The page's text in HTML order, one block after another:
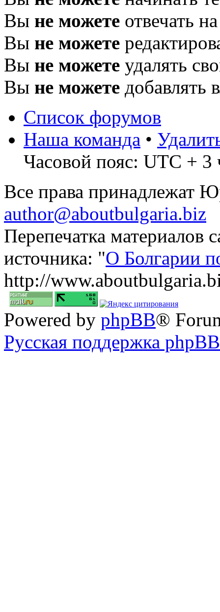
Вы не можете отвечать
Вы не можете
Вы не можете удалять
Вы не можете добавлять
Список форумов
Наша команда •
Часовой пояс: UTC + 3
Все права принадлежат
author@aboutbulgaria.biz
Перепечатка материалов
источника: "О Болгарии
http://
Powered by phpBB®
Русская поддержка phpBB